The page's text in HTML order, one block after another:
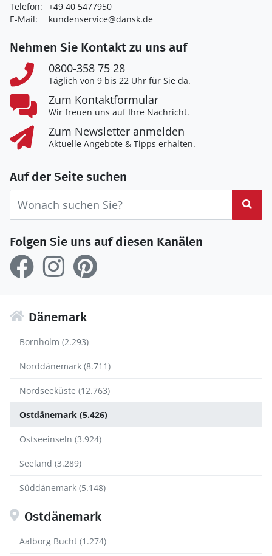
Telefon: +49 40 5477950
E-Mail:
kundenservice@dansk.de
Nehmen Sie Kontakt zu uns auf
0800-358 75 28
Täglich von 9 bis 22 Uhr für Sie da.
Zum Kontaktformular
Wir freuen uns auf Ihre Nachricht.
Zum Newsletter anmelden
Aktuelle Angebote & Tipps erhalten.
Auf der Seite suchen
Folgen Sie uns auf diesen Kanälen
Dänemark
Bornholm (2.293)
Norddänemark (8.711)
Nordseeküste (12.763)
Ostdänemark (5.426)
Ostseeinseln (3.924)
Seeland (3.289)
Süddänemark (5.148)
Ostdänemark
Aalborg Bucht (1.274)